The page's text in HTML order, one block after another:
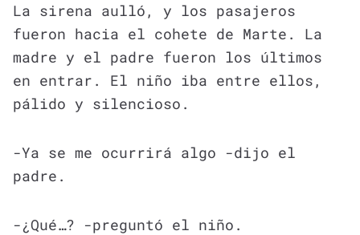
La sirena aulló, y los pasajeros
fueron hacia el cohete de Marte. La
madre y el padre fueron los últimos
en entrar. El niño iba entre ellos,
pálido y silencioso.
-Ya se me ocurrirá algo -dijo el
padre.
-¿Qué…? -preguntó el niño.